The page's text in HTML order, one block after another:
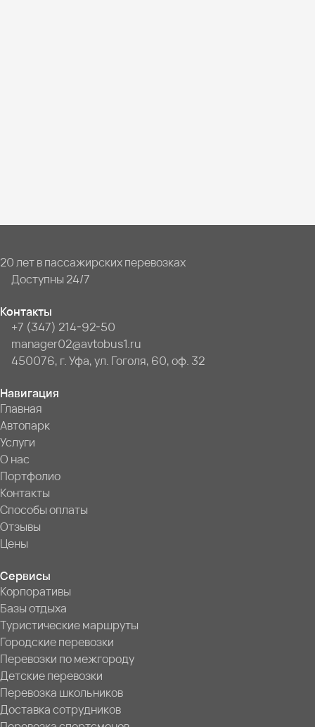
20 лет в пассажирских перевозках
Доступны 24/7
Контакты
+7 (347) 214-92-50
manager02@avtobus1.ru
450076, г. Уфа, ул. Гоголя, 60, оф. 32
Навигация
Главная
Автопарк
Услуги
О нас
Портфолио
Контакты
Способы оплаты
Отзывы
Цены
Сервисы
Корпоративы
Базы отдыха
Туристические маршруты
Городские перевозки
Перевозки по межгороду
Детские перевозки
Перевозка школьников
Доставка сотрудников